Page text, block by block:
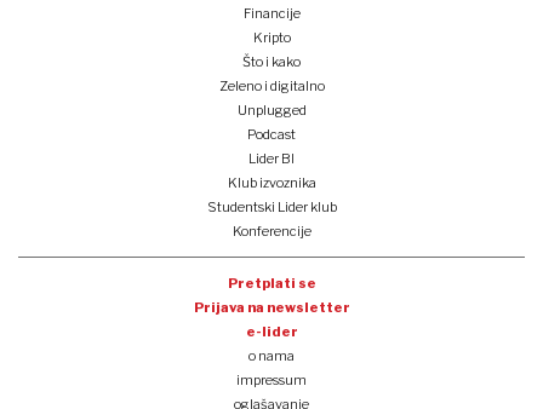
Financije
Kripto
Što i kako
Zeleno i digitalno
Unplugged
Podcast
Lider BI
Klub izvoznika
Studentski Lider klub
Konferencije
Pretplati se
Prijava na newsletter
e-lider
o nama
impressum
oglašavanje